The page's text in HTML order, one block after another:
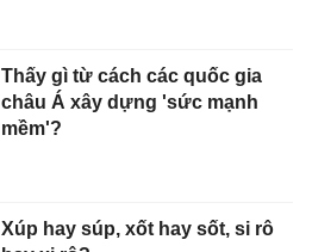
Thấy gì từ cách các quốc gia
châu Á xây dựng 'sức mạnh
mềm'?
Xúp hay súp, xốt hay sốt, si rô